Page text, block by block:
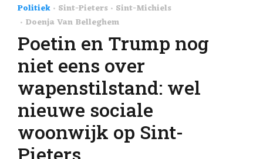
Politiek Sint-Pieters Sint-Michiels
Doenja Van Belleghem
Poetin en Trump nog
niet eens over
wapenstilstand: wel
nieuwe sociale
woonwijk op Sint-